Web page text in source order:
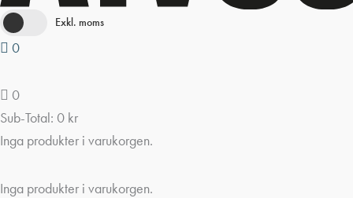
Exkl. moms
0
0
Sub-Total: 0 kr
Inga produkter i varukorgen.
Inga produkter i varukorgen.